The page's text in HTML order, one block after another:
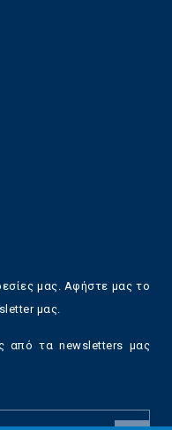
μας. Αφήστε μας το
μας.
από τα newsletters μας